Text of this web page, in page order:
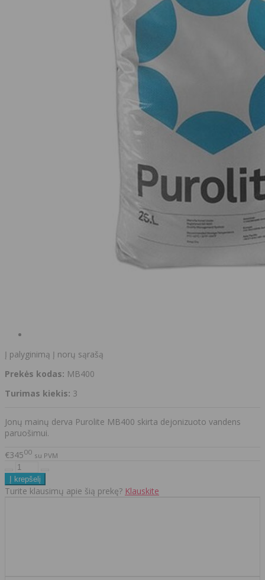
Į palyginimą Į norų sąrašą
Prekės kodas: MB400
Turimas kiekis: 3
Jonų mainų derva Purolite MB400 skirta dejonizuoto vandens
paruošimui.
€34500 su PVM
Turite klausimų apie šią prekę? Klauskite